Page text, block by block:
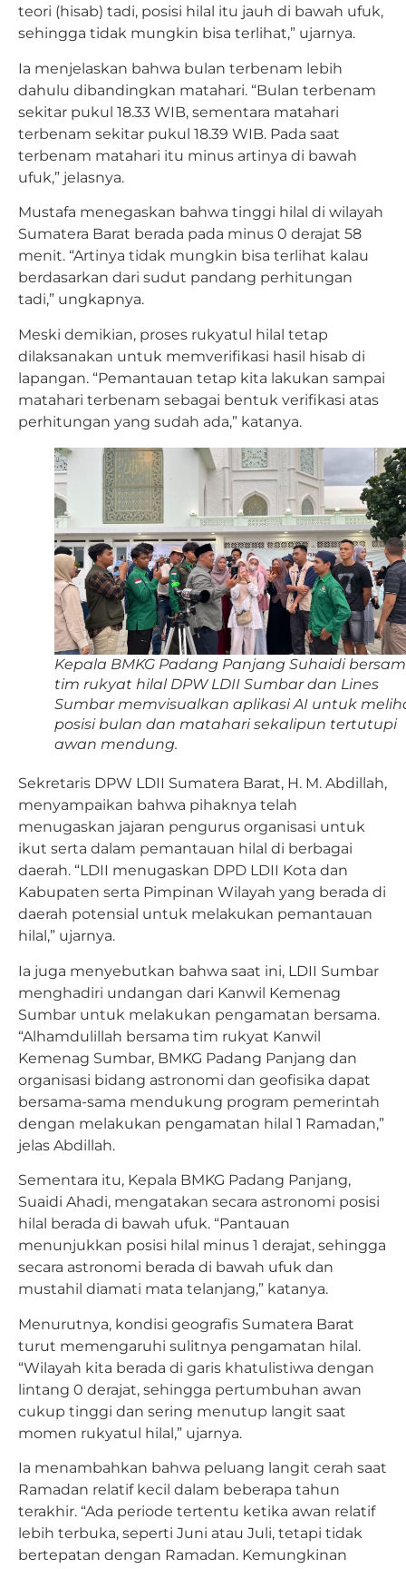
teori (hisab) tadi, posisi hilal itu jauh di bawah ufuk,
sehingga tidak mungkin bisa terlihat,” ujarnya.
Ia menjelaskan bahwa bulan terbenam lebih
dahulu dibandingkan matahari. “Bulan terbenam
sekitar pukul 18.33 WIB, sementara matahari
terbenam sekitar pukul 18.39 WIB. Pada saat
terbenam matahari itu minus artinya di bawah
ufuk,” jelasnya.
Mustafa menegaskan bahwa tinggi hilal di wilayah
Sumatera Barat berada pada minus 0 derajat 58
menit. “Artinya tidak mungkin bisa terlihat kalau
berdasarkan dari sudut pandang perhitungan
tadi,” ungkapnya.
Meski demikian, proses rukyatul hilal tetap
dilaksanakan untuk memverifikasi hasil hisab di
lapangan. “Pemantauan tetap kita lakukan sampai
matahari terbenam sebagai bentuk verifikasi atas
perhitungan yang sudah ada,” katanya.
Kepala BMKG Padang Panjang Suhaidi
tim rukyat hilal DPW LDII Sumbar dan Lines
Sumbar memvisualkan aplikasi AI untuk
posisi bulan dan matahari sekalipun tertutupi
awan mendung.
Sekretaris DPW LDII Sumatera Barat, H. M. Abdillah,
menyampaikan bahwa pihaknya telah
menugaskan jajaran pengurus organisasi untuk
ikut serta dalam pemantauan hilal di berbagai
daerah. “LDII menugaskan DPD LDII Kota dan
Kabupaten serta Pimpinan Wilayah yang berada di
daerah potensial untuk melakukan pemantauan
hilal,” ujarnya.
Ia juga menyebutkan bahwa saat ini, LDII Sumbar
menghadiri undangan dari Kanwil Kemenag
Sumbar untuk melakukan pengamatan bersama.
“Alhamdulillah bersama tim rukyat Kanwil
Kemenag Sumbar, BMKG Padang Panjang dan
organisasi bidang astronomi dan geofisika dapat
bersama-sama mendukung program pemerintah
dengan melakukan pengamatan hilal 1 Ramadan,”
jelas Abdillah.
Sementara itu, Kepala BMKG Padang Panjang,
Suaidi Ahadi, mengatakan secara astronomi posisi
hilal berada di bawah ufuk. “Pantauan
menunjukkan posisi hilal minus 1 derajat, sehingga
secara astronomi berada di bawah ufuk dan
mustahil diamati mata telanjang,” katanya.
Menurutnya, kondisi geografis Sumatera Barat
turut memengaruhi sulitnya pengamatan hilal.
“Wilayah kita berada di garis khatulistiwa dengan
lintang 0 derajat, sehingga pertumbuhan awan
cukup tinggi dan sering menutup langit saat
momen rukyatul hilal,” ujarnya.
Ia menambahkan bahwa peluang langit cerah saat
Ramadan relatif kecil dalam beberapa tahun
terakhir. “Ada periode tertentu ketika awan relatif
lebih terbuka, seperti Juni atau Juli, tetapi tidak
bertepatan dengan Ramadan. Kemungkinan